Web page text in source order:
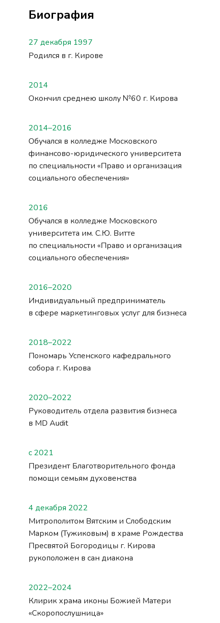
Биография
27 декабря 1997
Родился в г. Кирове
2014
Окончил среднею школу №60 г. Кирова
2014–2016
Обучался в колледже Московского
финансово-юридического университета
по специальности «Право и организация
социального обеспечения»
2016
Обучался в колледже Московского
университета им. С.Ю. Витте
по специальности «Право и организация
социального обеспечения»
2016–2020
Индивидуальный предприниматель
в сфере маркетинговых услуг для бизнеса
2018–2022
Пономарь Успенского кафедрального
собора г. Кирова
2020–2022
Руководитель отдела развития бизнеса
в MD Audit
с 2021
Президент Благотворительного фонда
помощи семьям духовенства
4 декабря 2022
Митрополитом Вятским и Слободским
Марком (Тужиковым) в храме Рождества
Пресвятой Богородицы г. Кирова
рукоположен в сан диакона
2022–2024
Клирик храма иконы Божией Матери
«Скоропослушница»